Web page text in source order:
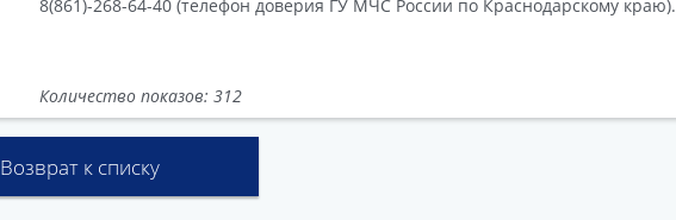
8(861)-268-64-40 (телефон доверия ГУ МЧС России по Краснодарскому краю).
Количество показов: 312
Возврат к списку